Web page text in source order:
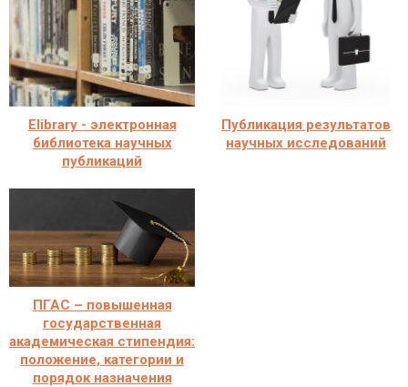
Elibrary - электронная
библиотека научных
публикаций
Публикация результатов
научных исследований
ПГАС – повышенная
государственная
академическая стипендия:
положение, категории и
порядок назначения